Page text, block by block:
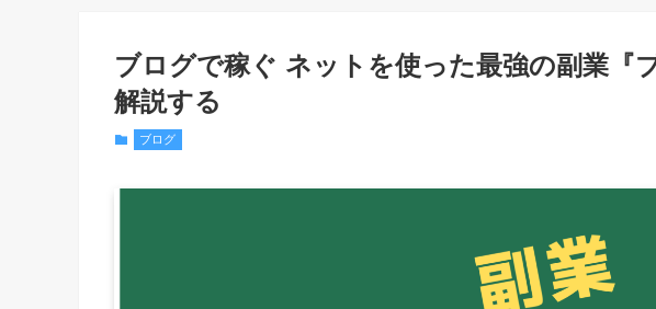
ブログで稼ぐ ネットを使った最強の副業『
解説する
ブログ